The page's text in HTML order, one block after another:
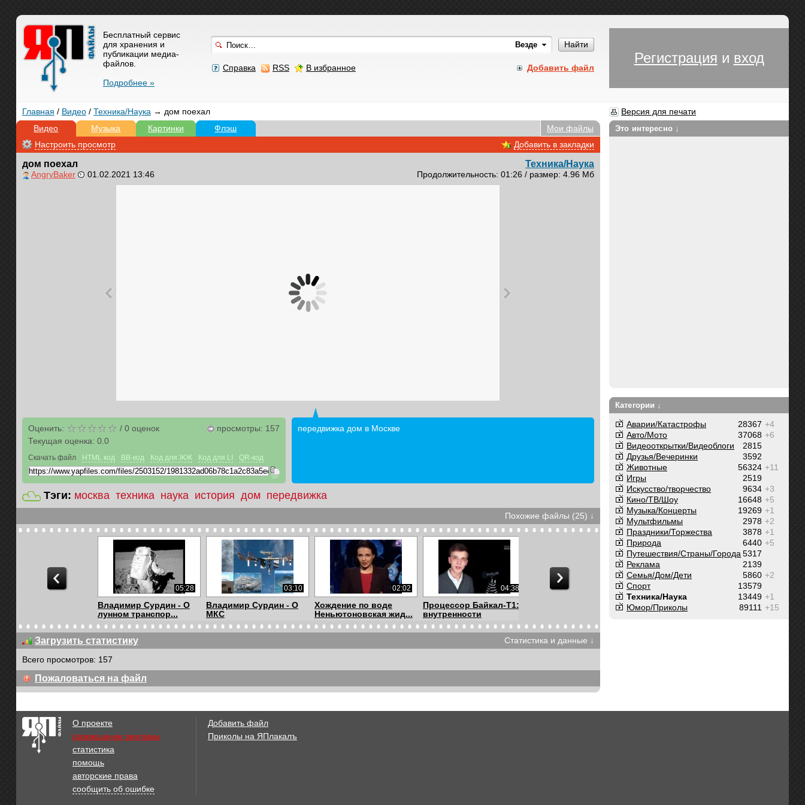
Найти
Добавить файл
Справка RSS В избранное
Бесплатный сервис
для хранения и
публикации медиа-
файлов.
Подробнее »
Регистрация и вход
Главная / Видео/ Техника/Наука → дом поехал
Версия для печати
Видео
Музыка Картинки Флэш
Мои файлы
Настроить просмотр
Добавить в закладки
дом поехал
AngryBaker 01.02.2021 13:46
Техника/Наука
Продолжительность: 01:26 / размер: 4.96 Мб
Оценить: / 0оценок
Текущая оценка: 0.0
просмотры: 157
Скачать файл HTML код BB-код Код для ЖЖ Код для LI QR-код
передвижка дом в Москве
Тэги: москва техника наука история дом передвижка
Похожие файлы (25) ↓
05:28
Владимир Сурдин - О
лунном транспор...
03:10
Владимир Сурдин - О
МКС
02:02
Хождение по воде
Неньютоновская жид...
04:38
Процессор Байкал-Т1:
внутренности
03:46
Греф сорвал
04:39
???? ЭТОТ ДВИГАТЕЛЬ
00:26
Исторический дом в
06:06
ВСЁ САМОЕ
Миллион за две
недели!
Загрузить статистику
Статистика и данные ↓
Всего просмотров: 157
Пожаловаться на файл
Это интересно ↓
Категории ↓
+4
28367
Аварии/Катастрофы
+6
37068
Авто/Мото
2815
Видеооткрытки/Видеоблоги
3592
Друзья/Вечеринки
+11
56324
Животные
2519
Игры
+3
9634
Искусство/творчество
+5
16648
Кино/ТВ/Шоу
+1
19269
Музыка/Концерты
+2
2978
Мультфильмы
+1
3878
Праздники/Торжества
+5
6440
Природа
5317
Путешествия/Cтраны/Города
2139
Реклама
+2
5860
Семья/Дом/Дети
13579
Спорт
+1
13449
Техника/Наука
+15
89111
Юмор/Приколы
О проекте
размещение рекламы
статистика
помощь
авторские права
сообщить об ошибке
Добавить файл
Приколы на ЯПлакалъ